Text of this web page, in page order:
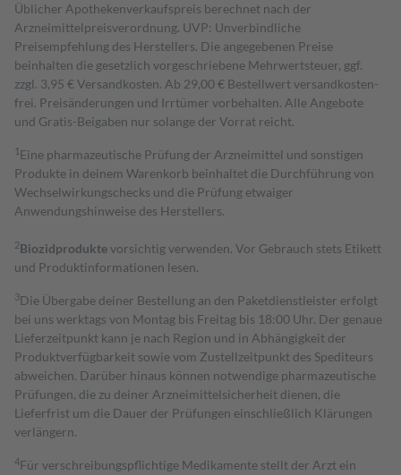
Üblicher Apothekenverkaufspreis berechnet nach der
Arzneimittelpreisverordnung. UVP: Unverbindliche
Preisempfehlung des Herstellers. Die angegebenen Preise
beinhalten die gesetzlich vorgeschriebene Mehrwertsteuer, ggf.
zzgl. 3,95 € Versandkosten. Ab 29,00 € Bestell­wert versand­kosten­
frei. Preisänderungen und Irrtümer vorbehalten. Alle Angebote
und Gratis-Beigaben nur solange der Vorrat reicht.
1 Eine pharmazeutische Prüfung der Arzneimittel und sonstigen
Produkte in deinem Warenkorb beinhaltet die Durchführung von
Wechselwirkungschecks und die Prüfung etwaiger
Anwendungshinweise des Herstellers.
2Biozidproduktevorsichtig verwenden. Vor Gebrauch stets Etikett
und Produktinformationen lesen.
3Die Übergabe deiner Bestellung an den Paketdienstleister erfolgt
bei uns werktags von Montag bis Freitag bis 18:00 Uhr. Der genaue
Lieferzeitpunkt kann je nach Region und in Abhängigkeit der
Produktverfügbarkeit sowie vom Zustellzeitpunkt des Spediteurs
abweichen. Darüber hinaus können notwendige pharmazeutische
Prüfungen, die zu deiner Arzneimittelsicherheit dienen, die
Lieferfrist um die Dauer der Prüfungen einschließlich Klärungen
verlängern.
4Für verschreibungspflichtige Medikamente stellt der Arzt ein